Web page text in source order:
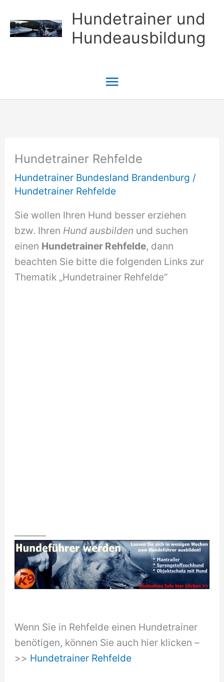
Inhalt
springen
Hundetrainer und
Hundeausbildung
Hauptmenü
Hundetrainer Rehfelde
Hundetrainer Bundesland Brandenburg /
Hundetrainer Rehfelde
Sie wollen Ihren Hund besser erziehen
bzw. Ihren Hund ausbilden und suchen
einen Hundetrainer Rehfelde, dann
beachten Sie bitte die folgenden Links zur
Thematik „Hundetrainer Rehfelde“
Wenn Sie in Rehfelde einen Hundetrainer
benötigen, können Sie auch hier klicken –
>> Hundetrainer Rehfelde